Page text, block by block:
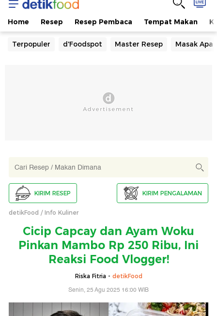
Home Resep Resep Pembaca Tempat Makan
Terpopuler d'Foodspot Master Resep Masak Apa
KIRIM RESEP KIRIM PENGALAMAN
detikFood Info Kuliner
Cicip Capcay dan Ayam Woku
Pinkan Mambo Rp 250 Ribu, Ini
Reaksi Food Vlogger!
Riska Fitria - detikFood
Senin, 25 Agu 2025 16:00 WIB